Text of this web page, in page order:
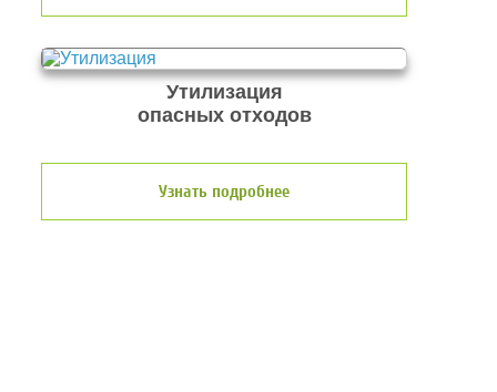
Утилизация
опасных отходов
Узнать подробнее